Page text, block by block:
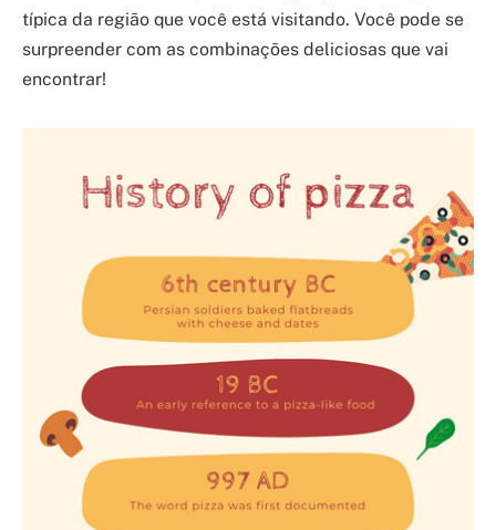
típica da região que você está visitando. Você pode se
surpreender com as combinações deliciosas que vai
encontrar!